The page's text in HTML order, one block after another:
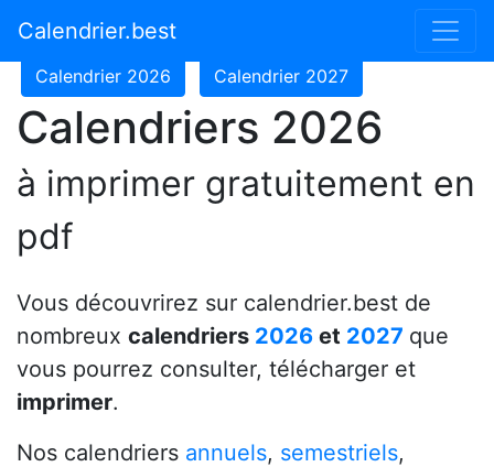
Calendrier.best
Calendrier 2024
Calendrier 2026 Calendrier 2027
Calendriers 2026
à imprimer gratuitement en
pdf
Vous découvrirez sur calendrier.best de
nombreux calendriers 2026 et 2027 que
vous pourrez consulter, télécharger et
imprimer.
Nos calendriers annuels, semestriels,